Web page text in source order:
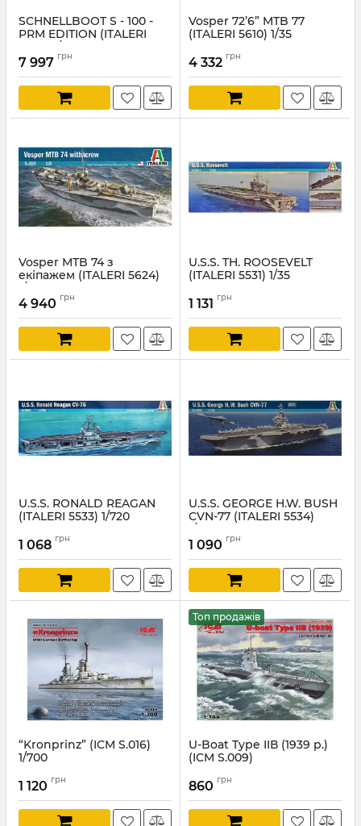
SCHNELLBOOT S - 100 -
PRM EDITION (ITALERI
5603) 1/35
Артикул: IT5603
7 997 грн
Vosper 72’6” MTB 77
(ITALERI 5610) 1/35
4 332 грн
Vosper MTB 74 з
екіпажем (ITALERI 5624)
1/35
Артикул: IT5624
4 940 грн
U.S.S. TH. ROOSEVELT
(ITALERI 5531) 1/35
1 131 грн
U.S.S. RONALD REAGAN
(ITALERI 5533) 1/720
1 068 грн
U.S.S. GEORGE H.W. BUSH
CVN-77 (ITALERI 5534)
1/720
Артикул: IT5534
1 090 грн
“Kronprinz” (ICM S.016)
1/700
1 120 грн
Топ продажів
U-Boat Type IIВ (1939 р.)
(ICM S.009)
860 грн